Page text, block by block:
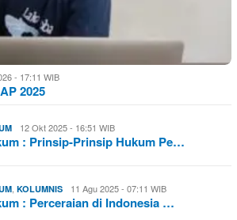
- 17:11 WIB
2025
12 Okt 2025 - 16:51 WIB
: Prinsip-Prinsip Hukum Pe…
KOLUMNIS 11 Agu 2025 - 07:11 WIB
: Perceraian di Indonesia …